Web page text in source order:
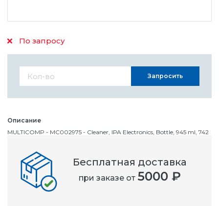
По запросу
Описание
MULTICOMP - MC002975 - Cleaner, IPA Electronics, Bottle, 945 ml, 742
Номенклатурный номер
OC2917624
Запросить
Бесплатная доставка
при заказе от 5000 ₽